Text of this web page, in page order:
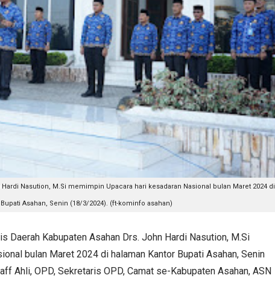
Nasution, M.Si memimpin Upacara hari kesadaran Nasional bulan Maret 2024 di
Asahan, Senin (18/3/2024). (ft-kominfo asahan)
Daerah Kabupaten Asahan Drs. John Hardi Nasution, M.Si
bulan Maret 2024 di halaman Kantor Bupati Asahan, Senin
Ahli, OPD, Sekretaris OPD, Camat se-Kabupaten Asahan, ASN